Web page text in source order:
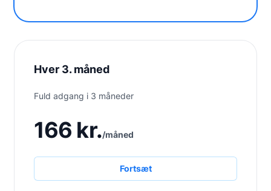
Hver 3. måned
Fuld adgang i 3 måneder
166 kr./måned
Fortsæt